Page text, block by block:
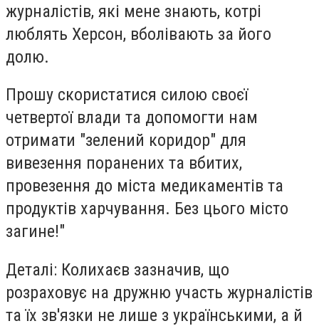
журналістів, які мене знають, котрі
люблять Херсон, вболівають за його
долю.
Прошу скористатися силою своєї
четвертої влади та допомогти нам
отримати "зелений коридор" для
вивезення поранених та вбитих,
провезення до міста медикаментів та
продуктів харчування. Без цього місто
загине!"
Деталі: Колихаєв зазначив, що
розраховує на дружню участь журналістів
та їх зв'язки не лише з українськими, а й